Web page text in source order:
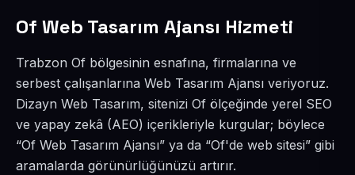
Of Web Tasarım Ajansı Hizmeti
Trabzon Of bölgesinin esnafına, firmalarına ve
serbest çalışanlarına Web Tasarım Ajansı veriyoruz.
Dizayn Web Tasarım, sitenizi Of ölçeğinde yerel SEO
ve yapay zekâ (AEO) içerikleriyle kurgular; böylece
“Of Web Tasarım Ajansı” ya da “Of'de web sitesi” gibi
aramalarda görünürlüğünüzü artırır.